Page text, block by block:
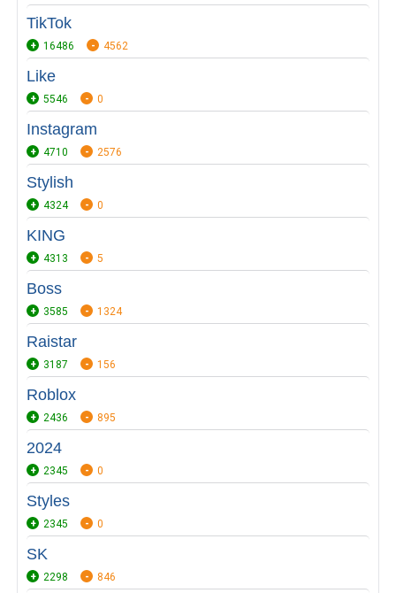
TikTok
16486 4562
Like
5546 0
Instagram
4710 2576
Stylish
4324 0
KING
4313 5
Boss
3585 1324
Raistar
3187 156
Roblox
2436 895
2024
2345 0
Styles
2345 0
SK
2298 846